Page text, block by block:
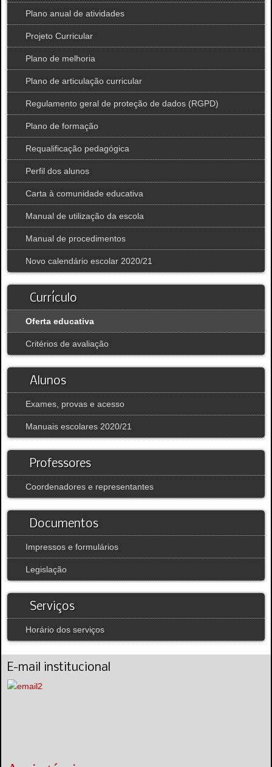
Plano anual de atividades
Projeto Curricular
Plano de melhoria
Plano de articulação curricular
Regulamento geral de proteção de dados (RGPD)
Plano de formação
Requalificação pedagógica
Perfil dos alunos
Carta à comunidade educativa
Manual de utilização da escola
Manual de procedimentos
Novo calendário escolar 2020/21
Currículo
Oferta educativa
Critérios de avaliação
Alunos
Exames, provas e acesso
Manuais escolares 2020/21
Professores
Coordenadores e representantes
Documentos
Impressos e formulários
Legislação
Serviços
Horário dos serviços
E-mail institucional